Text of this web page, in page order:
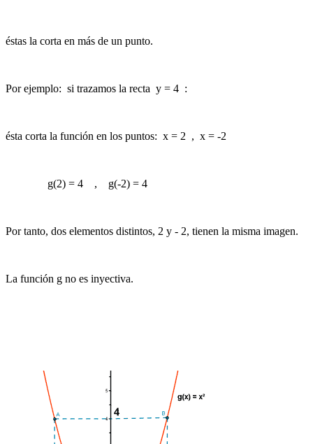
éstas la corta en más de un punto.
Por ejemplo: si trazamos la recta y = 4 :
ésta corta la función en los puntos: x = 2 , x = -2
g(2) = 4 , g(-2) = 4
Por tanto, dos elementos distintos, 2 y - 2, tienen la misma imagen.
La función g no es inyectiva.